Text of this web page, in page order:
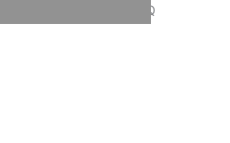
pr1kL7kJQ